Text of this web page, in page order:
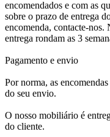
encomendados e com as
sobre o prazo de entrega
encomenda, contacte-nos.
entrega rondam as 3
Pagamento e envio
Por norma, as
do seu envio.
O nosso mobiliário é
do cliente.